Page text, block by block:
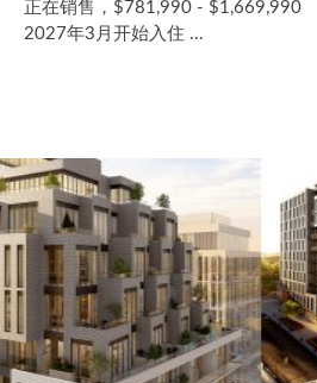
正在销售，$781,990 - $1,669,990
2027年3月开始入住 ...